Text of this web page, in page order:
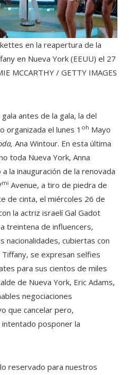
en la reapertura de la
en Nueva York (EEUU) el 27
MCCARTHY / GETTY IMAGES
antes de la gala, la del
organizada el lunes 1 oh Mayo
Ana Wintour. En esta última
toda Nueva York, Anna
la inauguración de la renovada
mi Avenue, a tiro de piedra de
de cinta, el miércoles 26 de
la actriz israelí Gal Gadot
treintena de influencers,
nacionalidades, cubiertas con
se expresan selfies
para sus cientos de miles
de Nueva York, Eric Adams,
negociaciones
que cancelar pero,
posponer la
reservado para nuestros